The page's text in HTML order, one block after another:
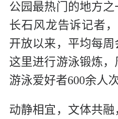
公园最热门的地方
长石风龙告诉记者
开放以来，平均每周
这里进行游泳锻炼
游泳爱好者600余人次
动静相宜，文体共